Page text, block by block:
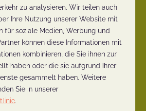
229-231
zu analysieren. Wir teilen auch
Ihre Nutzung unserer Website mit
für soziale Medien, Werbung und
können diese Informationen mit
kombinieren, die Sie ihnen zur
haben oder die sie aufgrund Ihrer
gesammelt haben. Weitere
Sie in unserer
.